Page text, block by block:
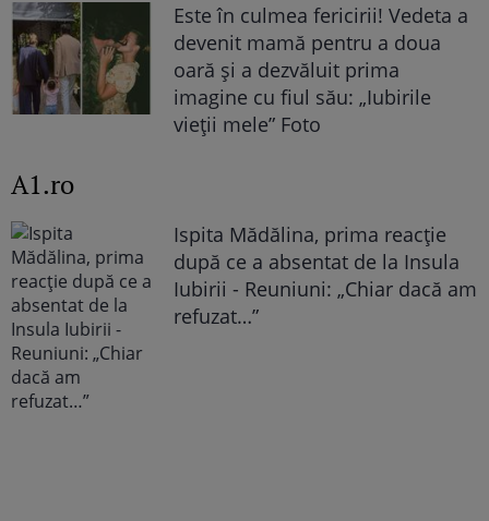
Este în culmea fericirii! Vedeta a
devenit mamă pentru a doua
oară și a dezvăluit prima
imagine cu fiul său: „Iubirile
vieții mele” Foto
A1.ro
Ispita Mădălina, prima reacție
după ce a absentat de la Insula
Iubirii - Reuniuni: „Chiar dacă am
refuzat…”